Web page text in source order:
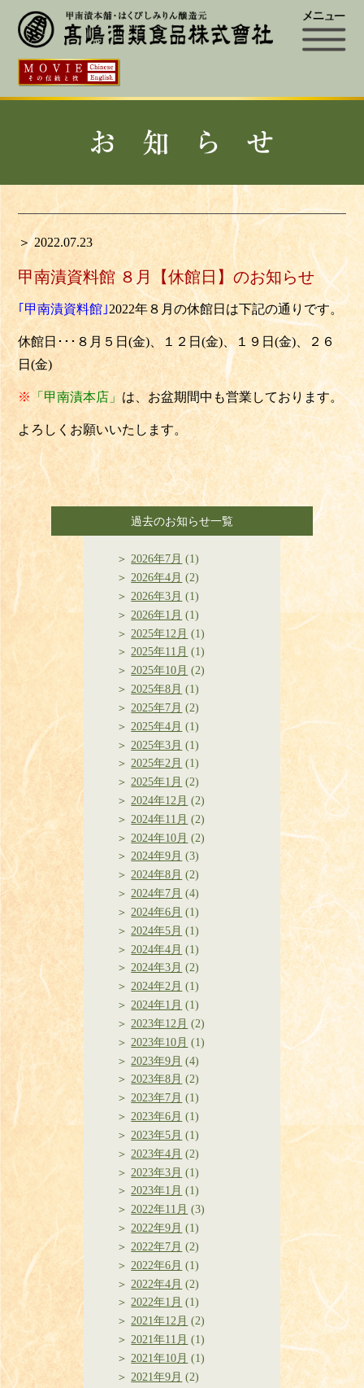
＞ 2022.07.23
甲南漬資料館 ８月【休館日】のお知らせ
｢甲南漬資料館｣2022年８月の休館日は下記の通りです。
休館日･･･８月５日(金)、１２日(金)、１９日(金)、２６
日(金)
※ 「 甲南漬本店」 は、お盆期間中も営業しております。
よろしくお願いいたします。
過去のお知らせ一覧
2026年7月 (1)
2026年4月 (2)
2026年3月 (1)
2026年1月 (1)
2025年12月 (1)
2025年11月 (1)
2025年10月 (2)
2025年8月 (1)
2025年7月 (2)
2025年4月 (1)
2025年3月 (1)
2025年2月 (1)
2025年1月 (2)
2024年12月 (2)
2024年11月 (2)
2024年10月 (2)
2024年9月 (3)
2024年8月 (2)
2024年7月 (4)
2024年6月 (1)
2024年5月 (1)
2024年4月 (1)
2024年3月 (2)
2024年2月 (1)
2024年1月 (1)
2023年12月 (2)
2023年10月 (1)
2023年9月 (4)
2023年8月 (2)
2023年7月 (1)
2023年6月 (1)
2023年5月 (1)
2023年4月 (2)
2023年3月 (1)
2023年1月 (1)
2022年11月 (3)
2022年9月 (1)
2022年7月 (2)
2022年6月 (1)
2022年4月 (2)
2022年1月 (1)
2021年12月 (2)
2021年11月 (1)
2021年10月 (1)
2021年9月 (2)